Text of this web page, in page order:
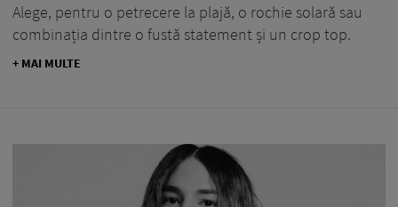
Alege, pentru o petrecere la plajă, o rochie solară sau
combinația dintre o fustă statement și un crop top.
+ MAI MULTE